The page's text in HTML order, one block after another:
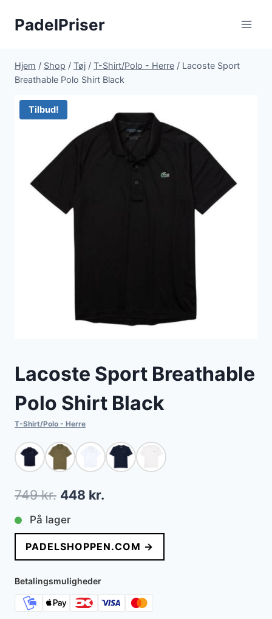
PadelPriser
Hjem / Shop / Tøj / T-Shirt/Polo - Herre / Lacoste Sport
Breathable Polo Shirt Black
Tilbud!
Lacoste Sport Breathable
Polo Shirt Black
T-Shirt/Polo - Herre
749kr. Den
oprindelige
pris
var:
749 kr..
448 kr.
pris
er:
På lager
PADELSHOPPEN.COM →
Betalingsmuligheder